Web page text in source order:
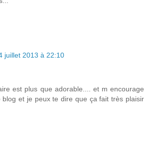
juillet 2013 à 22:10
est plus que adorable.... et m encourage
blog et je peux te dire que ça fait très plaisir